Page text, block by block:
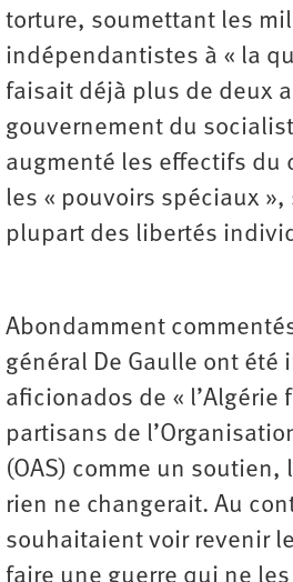
torture, soumettant les
indépendantistes à « la
faisait déjà plus de deux
gouvernement du
augmenté les effectifs du
les « pouvoirs spéciaux
plupart des libertés
Abondamment
général De Gaulle ont été
aficionados de « l’Algérie
partisans de
(OAS) comme un soutien,
rien ne changerait. Au
souhaitaient voir revenir